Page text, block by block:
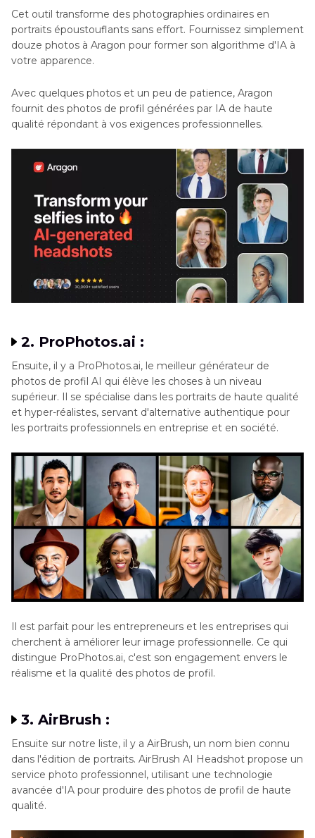
Cet outil transforme des photographies ordinaires en
portraits époustouflants sans effort. Fournissez simplement
douze photos à Aragon pour former son algorithme d'IA à
votre apparence.
Avec quelques photos et un peu de patience, Aragon
fournit des photos de profil générées par IA de haute
qualité répondant à vos exigences professionnelles.
2. ProPhotos.ai :
Ensuite, il y a ProPhotos.ai, le meilleur générateur de
photos de profil AI qui élève les choses à un niveau
supérieur. Il se spécialise dans les portraits de haute qualité
et hyper-réalistes, servant d'alternative authentique pour
les portraits professionnels en entreprise et en société.
Il est parfait pour les entrepreneurs et les entreprises qui
cherchent à améliorer leur image professionnelle. Ce qui
distingue ProPhotos.ai, c'est son engagement envers le
réalisme et la qualité des photos de profil.
3. AirBrush :
Ensuite sur notre liste, il y a AirBrush, un nom bien connu
dans l'édition de portraits. AirBrush AI Headshot propose un
service photo professionnel, utilisant une technologie
avancée d'IA pour produire des photos de profil de haute
qualité.